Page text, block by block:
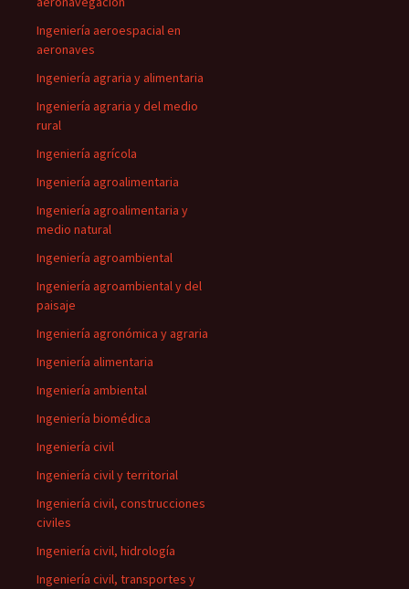
Ingeniería aeroespacial en
aeronaves
Ingeniería agraria y alimentaria
Ingeniería agraria y del medio
rural
Ingeniería agrícola
Ingeniería agroalimentaria
Ingeniería agroalimentaria y
medio natural
Ingeniería agroambiental
Ingeniería agroambiental y del
paisaje
Ingeniería agronómica y agraria
Ingeniería alimentaria
Ingeniería ambiental
Ingeniería biomédica
Ingeniería civil
Ingeniería civil y territorial
Ingeniería civil, construcciones
civiles
Ingeniería civil, hidrología
Ingeniería civil, transportes y